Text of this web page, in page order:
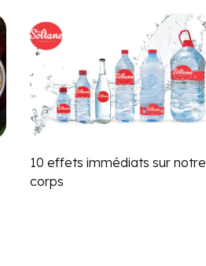
10 effets immédiats sur notre
corps